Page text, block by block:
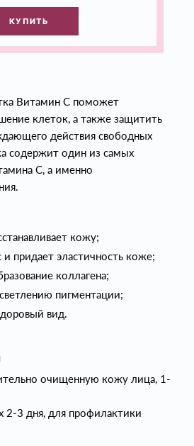
КУПИТЬ
Витамин С поможет
клеток, а также защитить
действия свободных
содержит один из самых
С, а именно
кожу;
придает эластичность коже;
коллагена;
пигментации;
вид.
очищенную кожу лица, 1-
2-3 дня, для профилактики